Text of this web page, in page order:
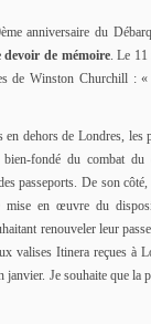
anniversaire du
devoir de mémoire. Le 11
de Winston Churchill :
en dehors de Londres,
fondé du combat du
passeports. De son côté,
mise en œuvre du
renouveler leur
valises Itinera reçues à
janvier. Je souhaite que